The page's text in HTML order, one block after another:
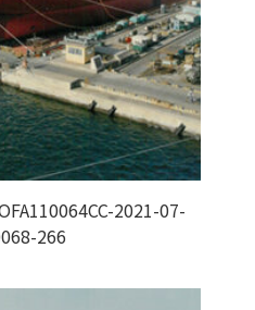
2021-07-
266